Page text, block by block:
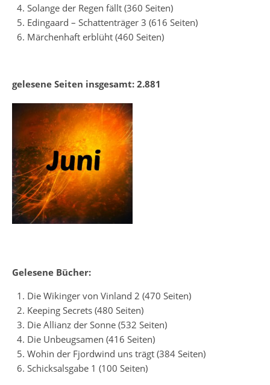
Solange der Regen fällt (360 Seiten)
Edingaard – Schattenträger 3 (616 Seiten)
Märchenhaft erblüht (460 Seiten)
gelesene Seiten insgesamt: 2.881
Gelesene Bücher:
Die Wikinger von Vinland 2 (470 Seiten)
Keeping Secrets (480 Seiten)
Die Allianz der Sonne (532 Seiten)
Die Unbeugsamen (416 Seiten)
Wohin der Fjordwind uns trägt (384 Seiten)
Schicksalsgabe 1 (100 Seiten)